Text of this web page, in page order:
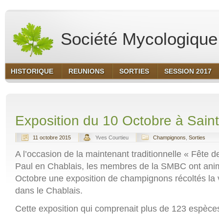
Société
HISTORIQUE REUNIONS SORTIES SESSION 2017
Exposition du 10 Octobre à
11 octobre 2015 Yves Courtieu Champignons Sorties
A l’occasion de la maintenant traditionnelle « Fête
Paul en Chablais, les membres de la SMBC ont
Octobre une exposition de champignons récoltés la
dans le Chablais.
Cette exposition qui comprenait plus de 123